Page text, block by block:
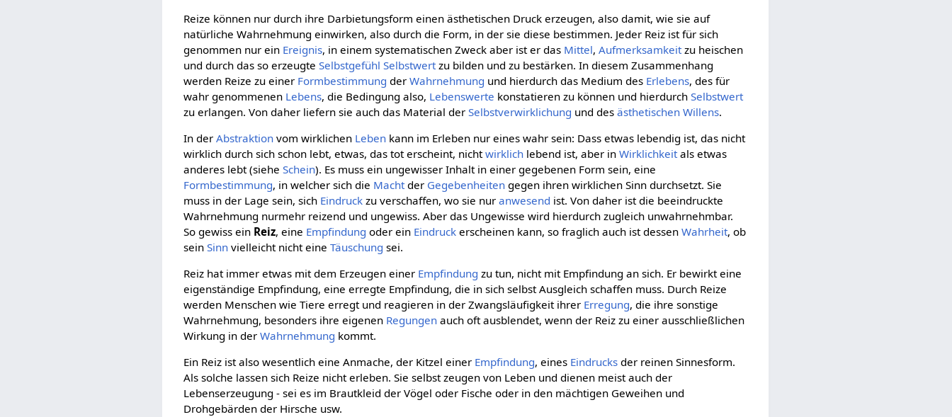
Reize können nur durch ihre Darbietungsform einen ästhetischen Druck erzeugen, also damit, wie sie auf
natürliche Wahrnehmung einwirken, also durch die Form, in der sie diese bestimmen. Jeder Reiz ist für sich
genommen nur ein Ereignis, in einem systematischen Zweck aber ist er das Mittel,Aufmerksamkeit zu heischen
und durch das so erzeugteSelbstgefühl Selbstwert zu bilden und zu bestärken. In diesem Zusammenhang
werden Reize zu einer Formbestimmung derWahrnehmung und hierdurch das Medium des Erlebens, des für
wahr genommenen Lebens, die Bedingung also, Lebenswerte konstatieren zu können und hierdurchSelbstwert
zu erlangen. Von daher liefern sie auch das Material derSelbstverwirklichung und desästhetischen Willens.
In derAbstraktion vom wirklichen Leben kann im Erleben nur eines wahr sein: Dass etwas lebendig ist, das nicht
wirklich durch sich schon lebt, etwas, das tot erscheint, nichtwirklich lebend ist, aber inWirklichkeit als etwas
anderes lebt (sieheSchein). Es muss ein ungewisser Inhalt in einer gegebenen Form sein, eine
Formbestimmung, in welcher sich die Macht der Gegebenheiten gegen ihren wirklichen Sinn durchsetzt. Sie
muss in der Lage sein, sich Eindruck zu verschaffen, wo sie nuranwesend ist. Von daher ist die beeindruckte
Wahrnehmung nurmehr reizend und ungewiss. Aber das Ungewisse wird hierdurch zugleich unwahrnehmbar.
So gewiss ein Reiz, eine Empfindung oder ein Eindruck erscheinen kann, so fraglich auch ist dessenWahrheit, ob
seinSinn vielleicht nicht eineTäuschung sei.
Reiz hat immer etwas mit dem Erzeugen einer Empfindung zu tun, nicht mit Empfindung an sich. Er bewirkt eine
eigenständige Empfindung, eine erregte Empfindung, die in sich selbst Ausgleich schaffen muss. Durch Reize
werden Menschen wie Tiere erregt und reagieren in der Zwangsläufigkeit ihrer Erregung, die ihre sonstige
Wahrnehmung, besonders ihre eigenen Regungen auch oft ausblendet, wenn der Reiz zu einer ausschließlichen
Wirkung in derWahrnehmung kommt.
Ein Reiz ist also wesentlich eine Anmache, der Kitzel einer Empfindung, eines Eindrucks der reinen Sinnesform.
Als solche lassen sich Reize nicht erleben. Sie selbst zeugen von Leben und dienen meist auch der
Lebenserzeugung - sei es im Brautkleid der Vögel oder Fische oder in den mächtigen Geweihen und
Drohgebärden der Hirsche usw.